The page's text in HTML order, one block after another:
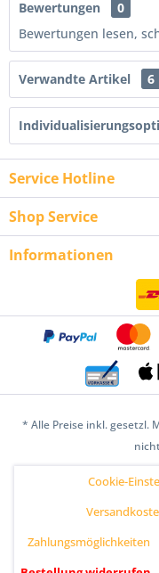
Bewertungen
0
Bewertungen lesen,
Verwandte Artikel 6
Service Hotline
Shop Service
Informationen
* Alle Preise inkl. gesetzl.
Cookie-
Zahlungsmöglichkeiten